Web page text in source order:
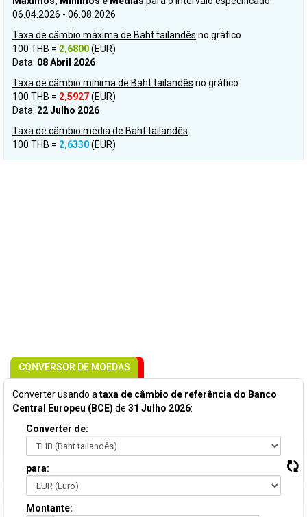
06.04.2026 - 06.08.2026
Taxa de câmbio máxima de Baht tailandês no gráfico
100 THB = 2,6800(EUR)
Data: 08 Abril 2026
Taxa de câmbio mínima de Baht tailandês no gráfico
100 THB = 2,5927(EUR)
Data: 22 Julho 2026
Taxa de câmbio média de Baht tailandês
100 THB = 2,6330(EUR)
CONVERSOR DE MOEDAS
Converter usando a taxa de câmbio de referência do Banco
Central Europeu (BCE) de 31 Julho 2026:
Converter de:
para:
Montante: